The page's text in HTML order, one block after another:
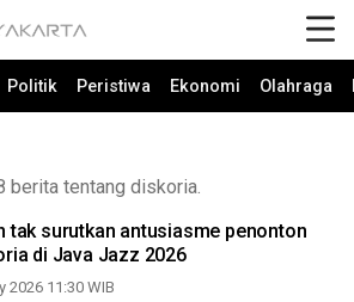
Politik Peristiwa Ekonomi Olahraga
berita tentang diskoria.
tak surutkan antusiasme penonton
di Java Jazz 2026
2026 11:30 WIB